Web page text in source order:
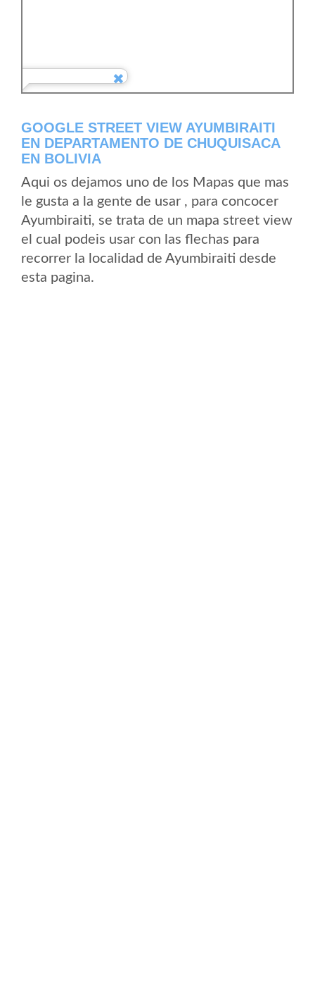
GOOGLE STREET VIEW AYUMBIRAITI
EN DEPARTAMENTO DE CHUQUISACA
EN BOLIVIA
Aqui os dejamos uno de los Mapas que mas
le gusta a la gente de usar , para concocer
Ayumbiraiti, se trata de un mapa street view
el cual podeis usar con las flechas para
recorrer la localidad de Ayumbiraiti desde
esta pagina.